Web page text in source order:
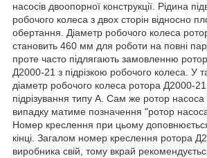
насосів двоопорної конструкції. Рідина
робочого колеса з двох сторін відносно
обертання. Діаметр робочого колеса
становить 460 мм для роботи на повні
проте часто підлягають замовленню
Д2000-21 з підрізкою робочого колеса. У
діаметр робочого колеса ротора Д2000-
підрізування типу А. Сам же ротор
випадку матиме позначення "ротор
Номер креслення при цьому
кінці. Загалом номер креслення ротора
виробника свій, тому вкрай